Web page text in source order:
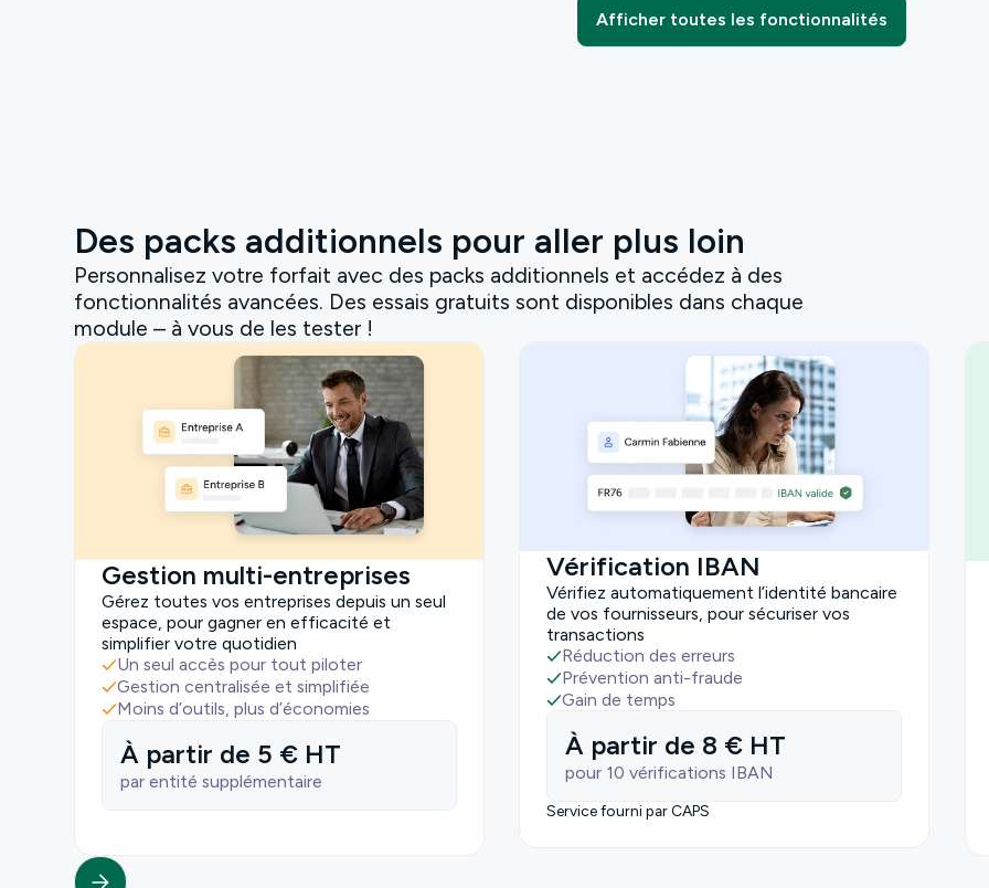
Afficher toutes les fonctionnalités
Des packs additionnels pour aller plus loin
Personnalisez votre forfait avec des packs additionnels et accédez à des
fonctionnalités avancées. Des essais gratuits sont disponibles dans chaque
module – à vous de les tester !
Gestion multi-entreprises
Gérez toutes vos entreprises depuis un seul
espace, pour gagner en efficacité et
simplifier votre quotidien
Un seul accès pour tout piloter
Gestion centralisée et simplifiée
Moins d’outils, plus d’économies
À partir de 5 € HT
par entité supplémentaire
Vérification IBAN
Vérifiez automatiquement l’identité bancaire
de vos fournisseurs, pour sécuriser vos
transactions
Réduction des erreurs
Prévention anti-fraude
Gain de temps
À partir de 8 € HT
pour 10 vérifications IBAN
Service fourni par CAPS